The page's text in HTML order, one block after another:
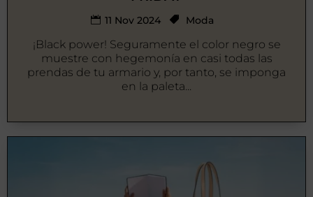
11 Nov 2024 Moda
¡Black power! Seguramente el color negro se
muestre con hegemonía en casi todas las
prendas de tu armario y, por tanto, se imponga
en la paleta...